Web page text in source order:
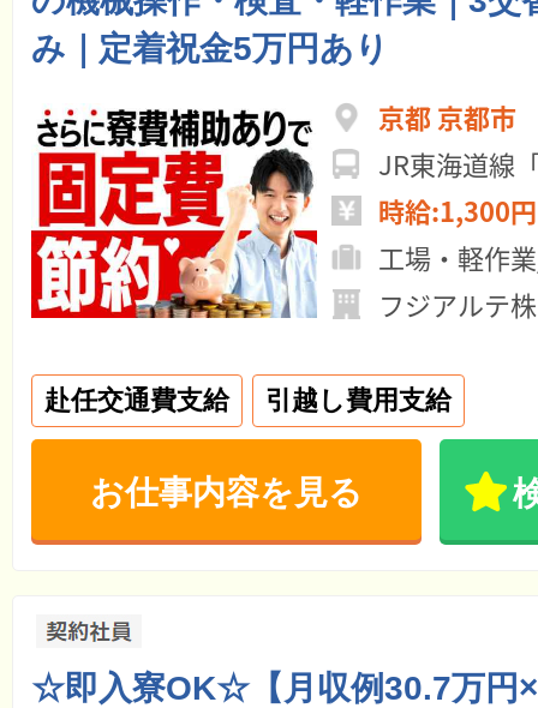
み｜定着祝金5万円あり
京都 京都市
JR東海道線
時給:1,300
工場・軽作
フジアルテ
赴任交通費支給 引越し費用支給
お仕事内容を見る
☆即入寮OK☆【月収例30.7万円